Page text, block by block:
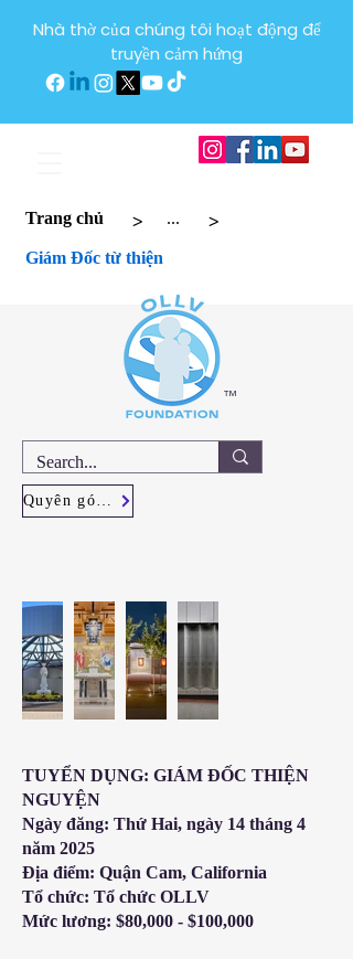
Nhà thờ của chúng tôi hoạt động để
truyền cảm hứng
Trang chủ > ... >
Giám Đốc từ thiện
™
Quyên góp ngay
TUYỂN DỤNG: GIÁM ĐỐC THIỆN
NGUYỆN
Ngày đăng: Thứ Hai, ngày 14 tháng 4
năm 2025
Địa điểm: Quận Cam, California
Tổ chức: Tổ chức OLLV
Mức lương: $80,000 - $100,000